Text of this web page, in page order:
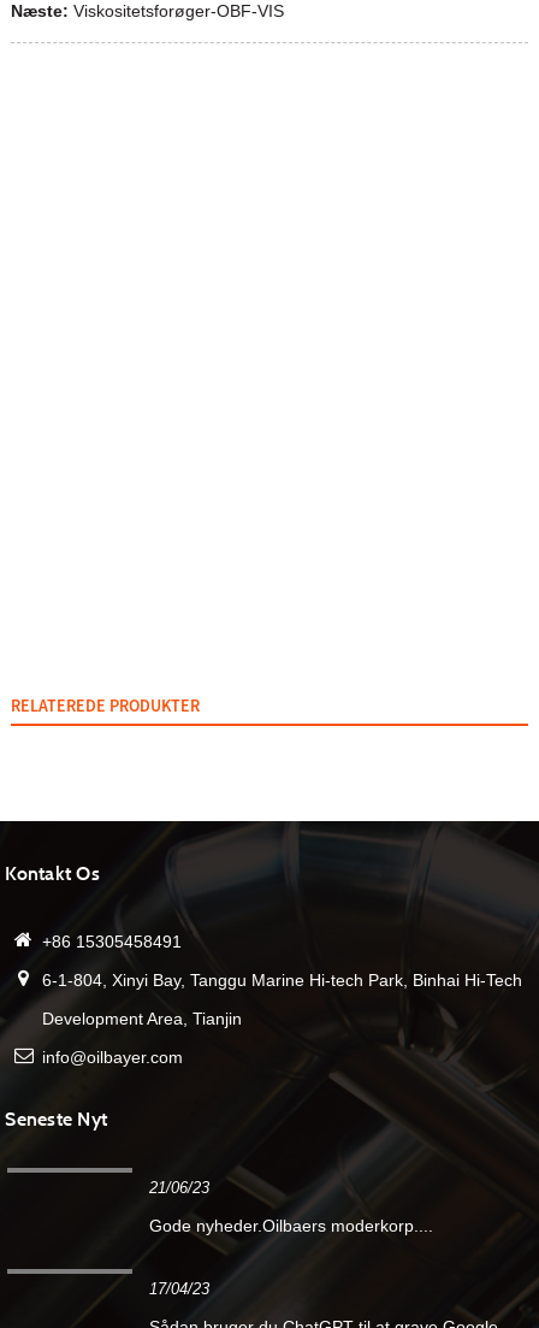
Næste: Viskositetsforøger-OBF-VIS
RELATEREDE PRODUKTER
Kontakt Os
+86 15305458491
6-1-804, Xinyi Bay, Tanggu Marine Hi-tech Park, Binhai Hi-Tech
Development Area, Tianjin
info@oilbayer.com
Seneste Nyt
21/06/23
Gode ​​nyheder.Oilbaers moderkorp....
17/04/23